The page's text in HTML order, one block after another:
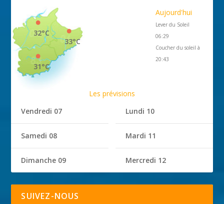
33°C
32°C
31°C
Aujourd'hui
Lever du Soleil
06:29
Coucher du soleil à
20:43
Les prévisions
Vendredi 07
Samedi 08
Dimanche 09
Lundi 10
Mardi 11
Mercredi 12
SUIVEZ-NOUS